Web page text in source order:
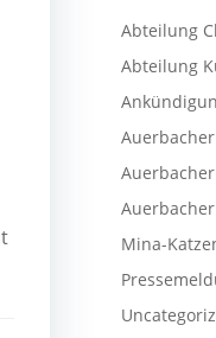
Abteilung
Abteilung
Mina-